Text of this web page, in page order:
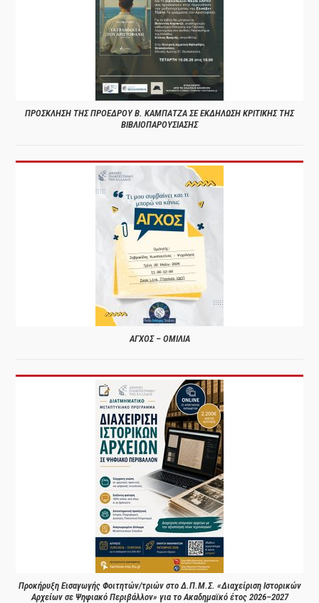
ΠΡΟΣΚΛΗΣΗ ΤΗΣ ΠΡΟΕΔΡΟΥ Β. ΚΑΜΠΑΤΖΑ ΣΕ ΕΚΔΗΛΩΣΗ ΚΡΙΤΙΚΗΣ ΤΗΣ
ΒΙΒΛΙΟΠΑΡΟΥΣΙΑΣΗΣ
ΑΓΧΟΣ – ΟΜΙΛΙΑ
Προκήρυξη Εισαγωγής Φοιτητών/τριών στο Δ.Π.Μ.Σ. «Διαχείριση Ιστορικών
Αρχείων σε Ψηφιακό Περιβάλλον» για το Ακαδημαϊκό έτος 2026–2027